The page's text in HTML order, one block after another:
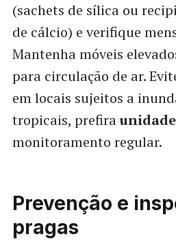
(sachets de sílica ou
de cálcio) e verifique
Mantenha móveis
para circulação de ar.
em locais sujeitos a
tropicais, prefira
monitoramento regular.
Prevenção e
pragas